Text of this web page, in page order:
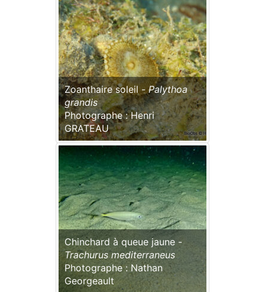
Zoanthaire soleil -Palythoa
grandis
Photographe : Henri
GRATEAU
Chinchard à queue jaune -
Trachurus mediterraneus
Photographe : Nathan
Georgeault